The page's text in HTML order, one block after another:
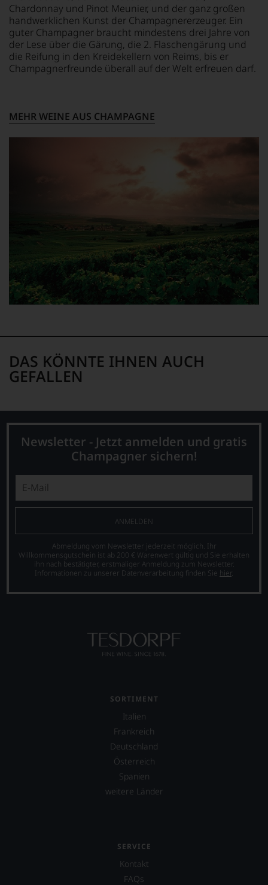
Chardonnay und Pinot Meunier, und der ganz großen
handwerklichen Kunst der Champagnererzeuger. Ein
guter Champagner braucht mindestens drei Jahre von
der Lese über die Gärung, die 2. Flaschengärung und
die Reifung in den Kreidekellern von Reims, bis er
Champagnerfreunde überall auf der Welt erfreuen darf.
MEHR WEINE AUS CHAMPAGNE
DAS KÖNNTE IHNEN AUCH
GEFALLEN
Newsletter - Jetzt anmelden und gratis
Champagner sichern!
ANMELDEN
Abmeldung vom Newsletter jederzeit möglich. Ihr
Willkommensgutschein ist ab 200 € Warenwert gültig und Sie erhalten
ihn nach bestätigter, erstmaliger Anmeldung zum Newsletter.
Informationen zu unserer Datenverarbeitung finden Sie hier.
SORTIMENT
Italien
Frankreich
Deutschland
Österreich
Spanien
weitere Länder
SERVICE
Kontakt
FAQs